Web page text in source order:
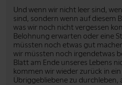
Und wenn wir nicht leer sind,
sind, sondern wenn auf diesem
was wir noch nicht vergessen
Belohnung erwarten oder eine
müssten noch etwas gut
wir müssten noch irgendetwas
Blatt am Ende unseres Lebens
kommen wir wieder zurück in
Übriggebliebene zu durchleben,